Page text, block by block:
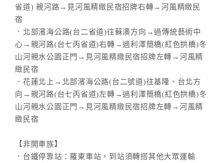
省道) 親河路→見河風精緻民宿招牌右轉→河風精緻民
宿
．北部濱海公路(台二省道)往蘇澳方向→過傳統藝術中
心→親河路(台七丙省道)右轉→過利澤簡橋(紅色拱橋)冬
山河親水公園正門→見河風精緻民宿招牌左轉→河風精
緻民宿
．花蓮北上→北部濱海公路(台二號道)往基隆、台北方
向→親河路(台七丙省道)左轉→過利澤簡橋(紅色拱橋)冬
山河親水公園正門→見河風精緻民宿招牌左轉→河風精
緻民宿
【非開車族】
．台鐵停靠站：羅東車站，到站須轉搭其他大眾運輸